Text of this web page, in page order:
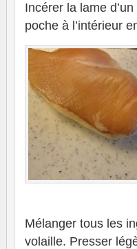
Incérer la lame
poche à l’intérieur
Mélanger tous les
volaille. Presser